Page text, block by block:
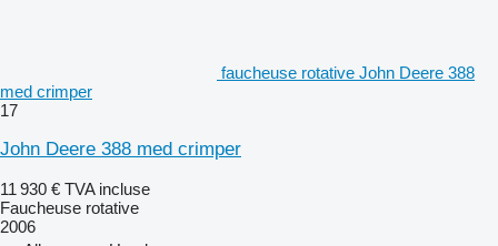
faucheuse rotative John Deere 388
med crimper
17
John Deere 388 med crimper
11 930 € TVA incluse
Faucheuse rotative
2006